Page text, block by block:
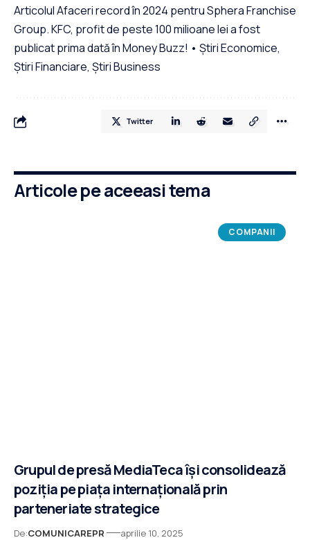
Articolul Afaceri record în 2024 pentru Sphera Franchise
Group. KFC, profit de peste 100 milioane lei a fost
publicat prima dată în Money Buzz! • Știri Economice,
Știri Financiare, Știri Business
Twitter
Articole pe aceeasi tema
COMPANII
Grupul de presă MediaTeca își consolidează
poziția pe piața internațională prin
parteneriate strategice
De:COMUNICAREPR aprilie 10, 2025